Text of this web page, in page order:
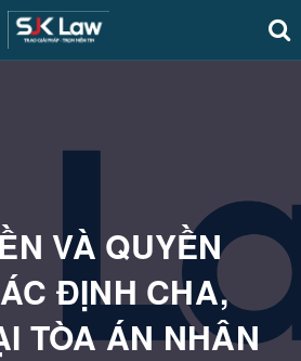
VÀ QUYỀN
ĐỊNH CHA,
TÒA ÁN NHÂN